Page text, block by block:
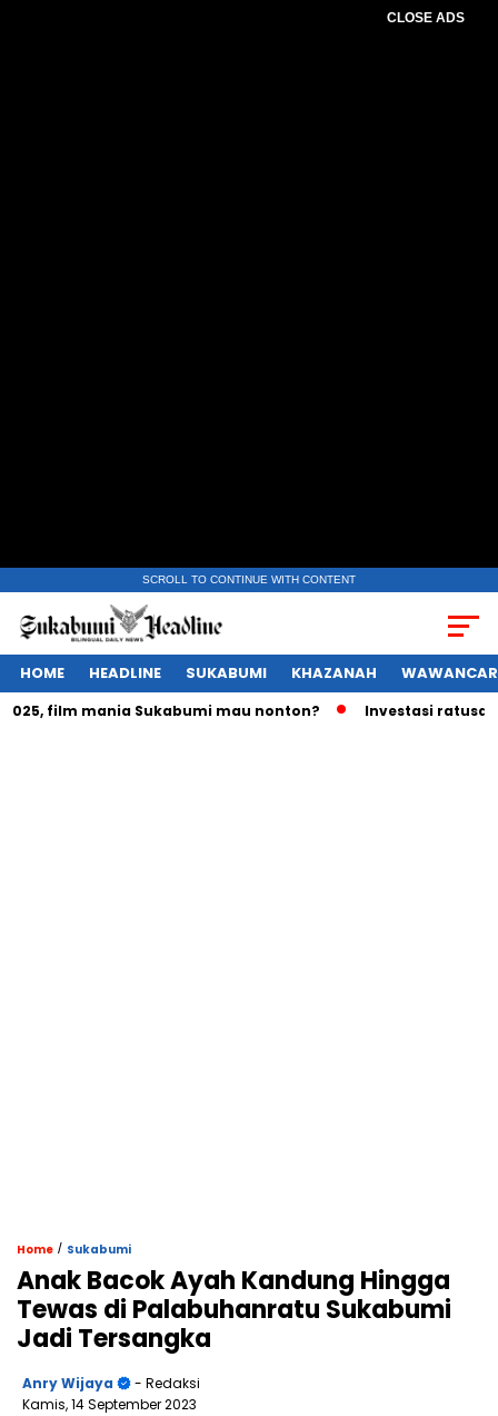
CLOSE ADS
SCROLL TO CONTINUE WITH CONTENT
HOME HEADLINE SUKABUMI KHAZANAH
mania Sukabumi mau nonton? Investasi ratusan
Home / Sukabumi
Anak Bacok Ayah Kandung Hingga
Tewas di Palabuhanratu Sukabumi
Jadi Tersangka
Anry Wijaya
- Redaksi
Kamis, 14 September 2023